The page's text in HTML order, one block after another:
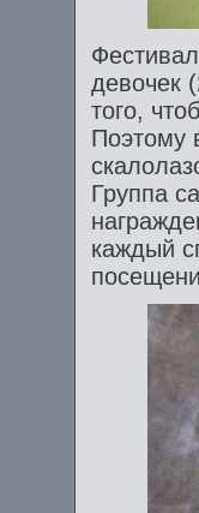
девочек
того,
Поэтому
Группа
каждый